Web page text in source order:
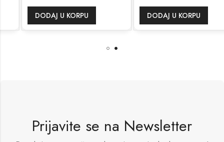
DODAJ U KORPU DODAJ U KORPU
Prijavite se na Newsletter